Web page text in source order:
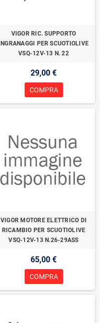
VIGOR RIC. SUPPORTO
INGRANAGGI PER SCUOTIOLIVE
VSQ-12V-13 N. 22
29,00 €
COMPRA
VIGOR MOTORE ELETTRICO DI
RICAMBIO PER SCUOTIOLIVE
VSQ-12V-13 N.26-29ASS
65,00 €
COMPRA